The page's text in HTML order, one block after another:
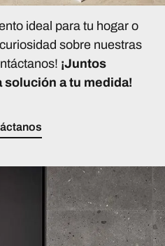
ideal para tu hogar o
sobre nuestras
¡Juntos
a tu medida!